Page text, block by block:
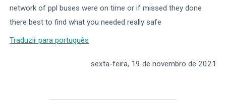
network of ppl buses were on time or if missed they done
there best to find what you needed really safe
Traduzir para português
sexta-feira, 19 de novembro de 2021